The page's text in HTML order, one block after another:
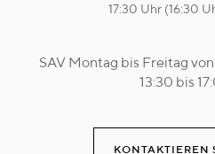
17:30 Uhr (16:30
SAV Montag bis Freitag
13:30 bis
KONTAKTIEREN